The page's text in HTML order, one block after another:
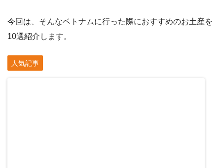
今回は、そんなベトナムに行った際におすすめのお土産を
10選紹介します。
人気記事